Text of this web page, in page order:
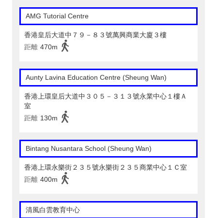
AMG Tutorial Centre
香港皇后大道中７９－８３號萬興商業大廈３樓
距離 470m
Aunty Lavina Education Centre (Sheung Wan)
香港上環皇后大道中３０５－３１３號永業中心１樓Ａ
室
距離 130m
Bintang Nusantara School (Sheung Wan)
香港上環永樂街２３５號永樂街２３５商業中心１Ｃ室
距離 400m
清風白雲教育中心